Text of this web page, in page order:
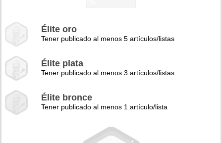
Élite oro
Tener publicado al menos 5 artículos/listas
Élite plata
Tener publicado al menos 3 artículos/listas
Élite bronce
Tener publicado al menos 1 artículo/lista